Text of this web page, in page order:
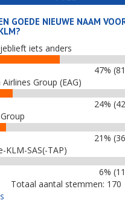
GOEDE NIEUWE NAAM
iets anders
47%
Group (EAG)
24%
21%
KLM-SAS(-TAP)
6%
Totaal aantal stemmen: 170